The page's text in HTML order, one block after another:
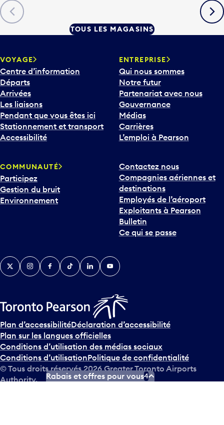
Précédent
TOUS LES MAGASINS
VOYAGE
Centre d’information
Départs
Arrivées
Les liaisons
Pendant que vous êtes ici
Stationnement et transport
Accessibilité
ENTREPRISE
Qui nous sommes
Notre futur
Partenariat avec nous
Gouvernance
Médias
Carrières
L’emploi à Pearson
COMMUNAUTÉ
Participez
Gestion du bruit
Environnement
Contactez nous
Compagnies aériennes et
destinations
Employés de l’aéroport
Exploitants à Pearson
Bulletin
Ce qui se passe
TwitterInstagramFacebook
TikTokLinkedInYouTube
Plan d’accessibilitéDéclaration d’accessibilité
Plan sur les langues officielles
Conditions d’utilisation des médias sociaux
Conditions d’utilisationPolitique de confidentialité
© Tous droits réservés2026Greater Toronto Airports
Authority.
Rabais et offres pour vous4